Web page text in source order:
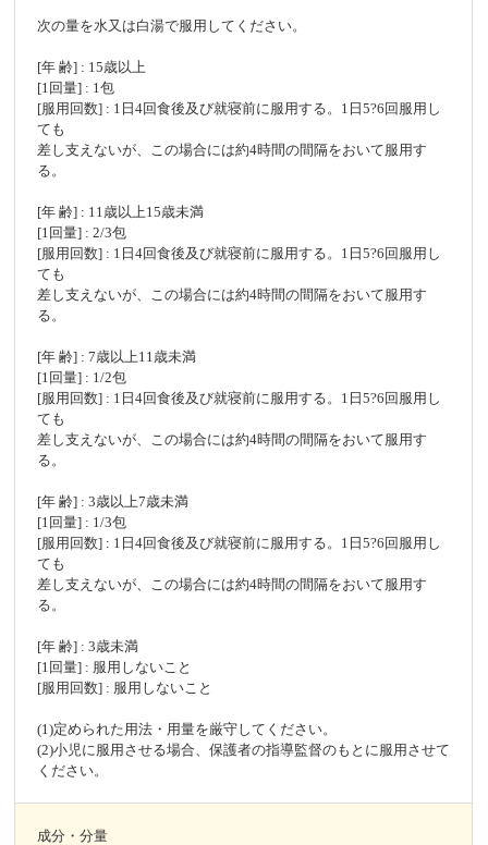
次の量を水又は白湯で服用してください。
[年 齢] : 15歳以上
[1回量] : 1包
[服用回数] : 1日4回食後及び就寝前に服用する。1日5?6回服用し
ても
差し支えないが、この場合には約4時間の間隔をおいて服用す
る。
[年 齢] : 11歳以上15歳未満
[1回量] : 2/3包
[服用回数] : 1日4回食後及び就寝前に服用する。1日5?6回服用し
ても
差し支えないが、この場合には約4時間の間隔をおいて服用す
る。
[年 齢] : 7歳以上11歳未満
[1回量] : 1/2包
[服用回数] : 1日4回食後及び就寝前に服用する。1日5?6回服用し
ても
差し支えないが、この場合には約4時間の間隔をおいて服用す
る。
[年 齢] : 3歳以上7歳未満
[1回量] : 1/3包
[服用回数] : 1日4回食後及び就寝前に服用する。1日5?6回服用し
ても
差し支えないが、この場合には約4時間の間隔をおいて服用す
る。
[年 齢] : 3歳未満
[1回量] : 服用しないこと
[服用回数] : 服用しないこと
(1)定められた用法・用量を厳守してください。
(2)小児に服用させる場合、保護者の指導監督のもとに服用させて
ください。
成分・分量